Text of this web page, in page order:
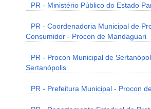
PR - Ministério Público do Estado
PR - Coordenadoria Municipal de
Consumidor - Procon de Mandaguari
PR - Procon Municipal de
Sertanópolis
PR - Prefeitura Municipal - Procon